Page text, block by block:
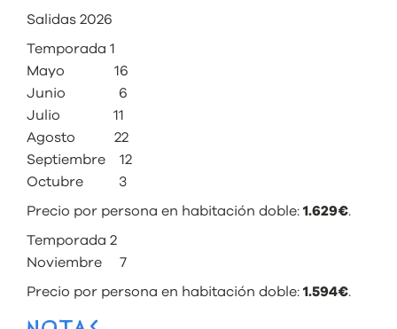
Salidas 2026
Temporada 1
Mayo 16
Junio 6
Julio 11
Agosto 22
Septiembre 12
Octubre 3
Precio por persona en habitación doble: 1.629€.
Temporada 2
Noviembre 7
Precio por persona en habitación doble: 1.594€.